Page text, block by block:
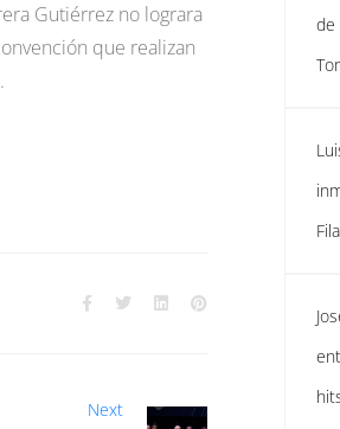
Gutiérrez no lograra
que realizan
Next
de